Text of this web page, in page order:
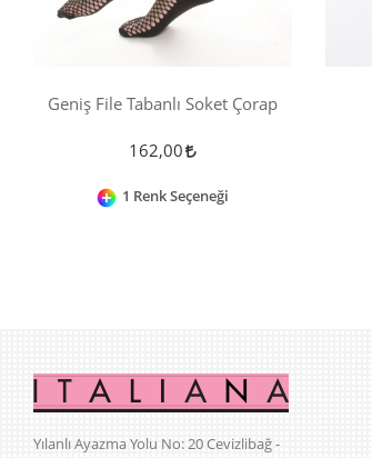
Geniş File Tabanlı Soket Çorap
162,00
1 Renk Seçeneği
Yılanlı Ayazma Yolu No: 20 Cevizlibağ -